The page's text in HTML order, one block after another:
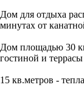
Дом для отдыха
минутах от
Дом площадью 30
гостиной и
15 кв.метров -